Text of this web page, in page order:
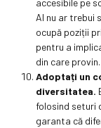
AI nu ar trebui
ocupă poziții
pentru a
din care provin.
Adoptați un
diversitatea.
folosind seturi
garanta că